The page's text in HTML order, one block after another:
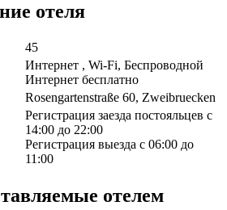
отеля
45
Интернет , Wi-Fi, Беспроводной
Интернет бесплатно
Rosengartenstraße 60, Zweibruecken
Регистрация заезда постояльцев с
14:00 до 22:00
Регистрация выезда с 06:00 до
11:00
отелем